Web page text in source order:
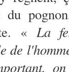
« La
de
on